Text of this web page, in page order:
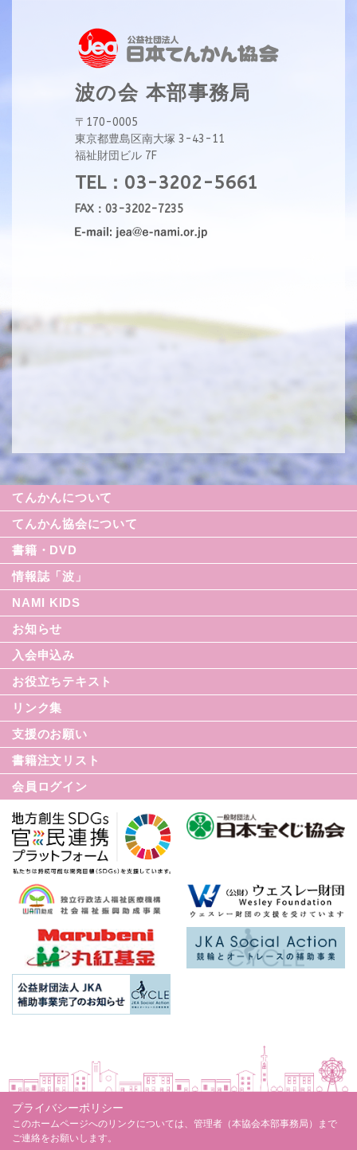
波の会 本部事務局
〒170-0005
東京都豊島区南大塚 3-43-11
福祉財団ビル 7F
TEL：03-3202-5661
FAX：03-3202-7235
てんかんについて
てんかん協会について
てんかん月間
てんかん基礎講座
世界てんかんの日
書籍・DVD
シリーズ援助の実際
てんかん入門シリーズ
なみセレクション
てんかんのDVD
情報誌「波」
NAMI KIDS
お知らせ
入会申込み
お役立ちテキスト
リンク集
支援のお願い
書籍注文リスト
会員ログイン
プライバシーポリシー
このホームページへのリンクについては、管理者（本協会本部事務局）まで
ご連絡をお願いします。